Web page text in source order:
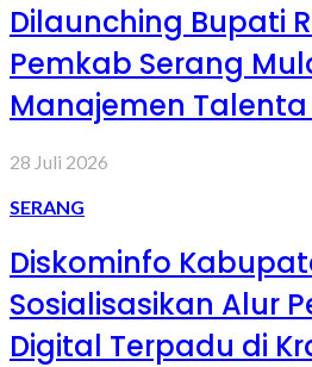
Dilaunching Bupati
Pemkab Serang
Manajemen Talenta
28 Juli 2026
SERANG
Diskominfo
Sosialisasikan Alur
Digital Terpadu di